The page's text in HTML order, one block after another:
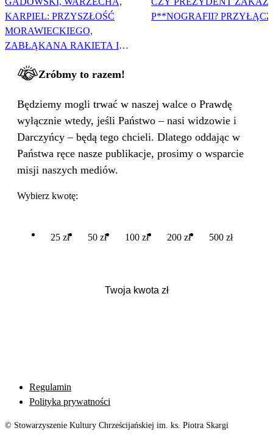
KARPIEL: PRZYSZŁOŚĆ
MORAWIECKIEGO,
ZABŁĄKANA RAKIETA I
P**NOGRAFII?
Zróbmy to razem!
Będziemy mogli trwać w naszej walce o Prawdę
wyłącznie wtedy, jeśli Państwo – nasi widzowie i
Darczyńcy – będą tego chcieli. Dlatego oddając w
Państwa ręce nasze publikacje, prosimy o wsparcie
misji naszych mediów.
Wybierz kwotę:
25 zł 50 zł 100 zł 200 zł 500 zł
Regulamin
Polityka prywatności
© Stowarzyszenie Kultury Chrześcijańskiej im. ks. Piotra Skargi